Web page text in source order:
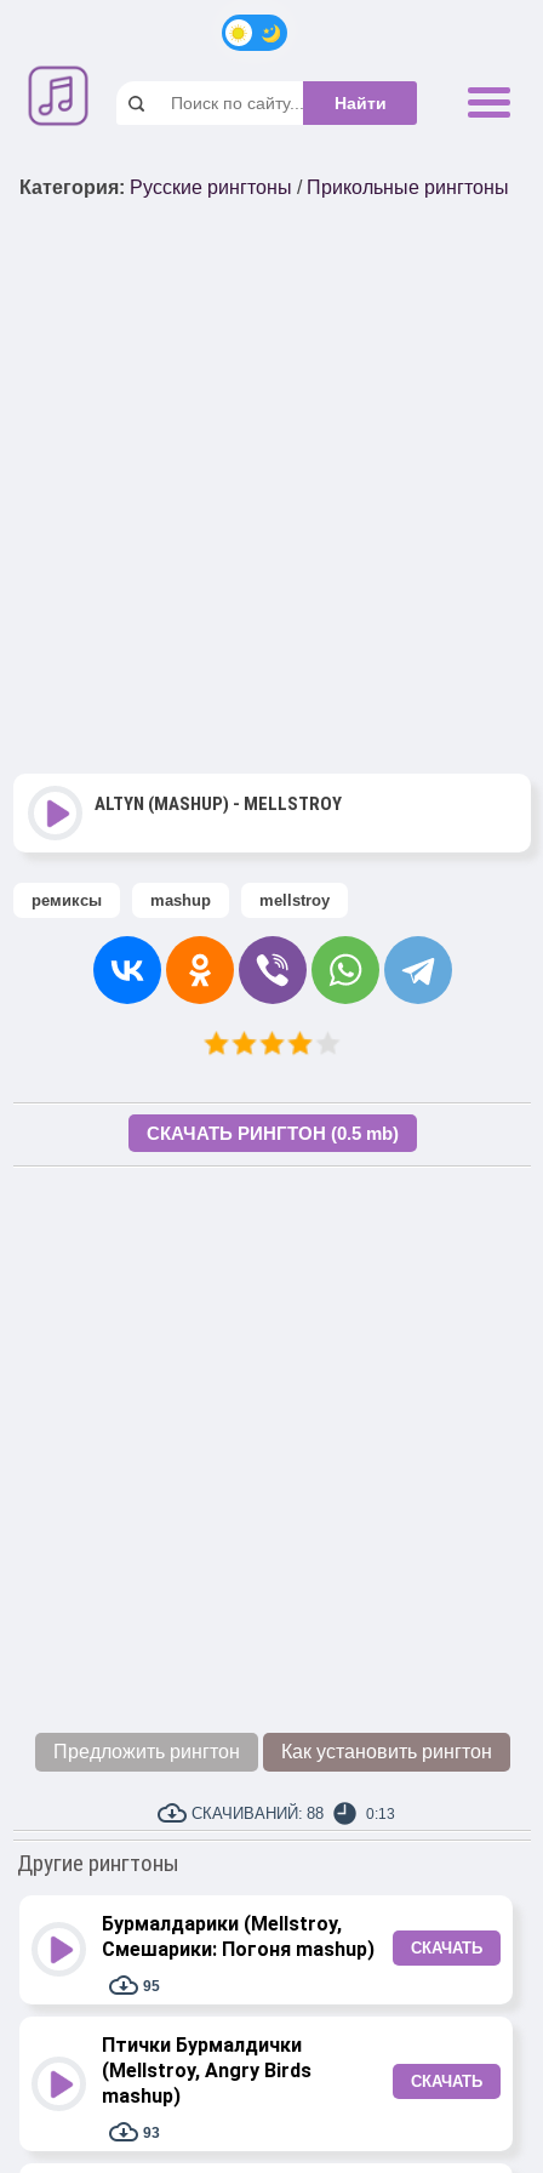
Категория: Русские рингтоны / Прикольные рингтоны
ALTYN (MASHUP) - MELLSTROY
ремиксы mashup mellstroy
СКАЧАТЬ РИНГТОН (0.5 mb)
Предложить рингтон Как установить рингтон
СКАЧИВАНИЙ: 88 0:13
Другие рингтоны
Бурмалдарики (Mellstroy,
Смешарики: Погоня mashup)
95
СКАЧАТЬ
Птички Бурмалдички
(Mellstroy, Angry Birds
mashup)
93
СКАЧАТЬ